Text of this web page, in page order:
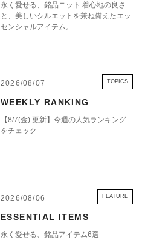
永く愛せる、銘品ニット 着心地の良さ
と、美しいシルエットを兼ね備えたエッ
センシャルアイテム。
2026/08/07 TOPICS
WEEKLY RANKING
【8/7(金) 更新】今週の人気ランキング
をチェック
2026/08/06 FEATURE
ESSENTIAL ITEMS
永く愛せる、銘品アイテム6選